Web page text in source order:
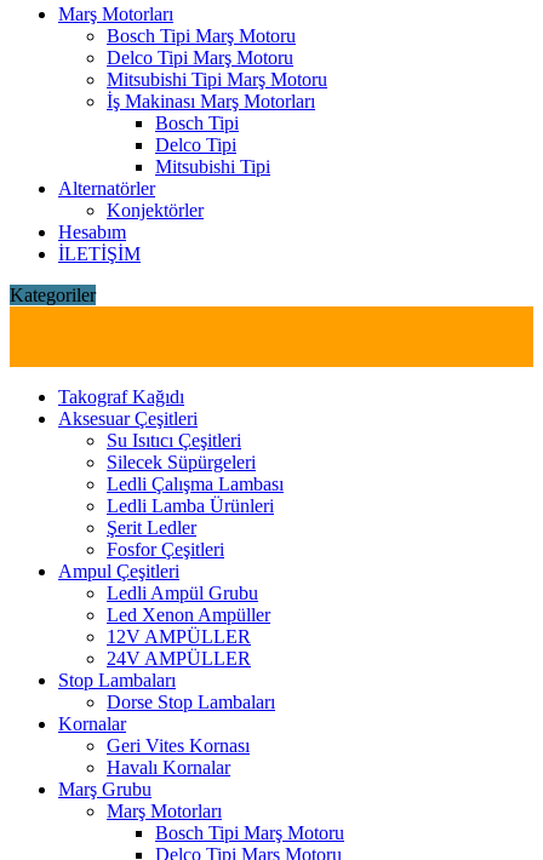
Marş Motorları
Bosch Tipi Marş Motoru
Delco Tipi Marş Motoru
Mitsubishi Tipi Marş Motoru
İş Makinası Marş Motorları
Bosch Tipi
Delco Tipi
Mitsubishi Tipi
Alternatörler
Konjektörler
Hesabım
İLETİŞİM
Kategoriler
Takograf Kağıdı
Aksesuar Çeşitleri
Su Isıtıcı Çeşitleri
Silecek Süpürgeleri
Ledli Çalışma Lambası
Ledli Lamba Ürünleri
Şerit Ledler
Fosfor Çeşitleri
Ampul Çeşitleri
Ledli Ampül Grubu
Led Xenon Ampüller
12V AMPÜLLER
24V AMPÜLLER
Stop Lambaları
Dorse Stop Lambaları
Kornalar
Geri Vites Kornası
Havalı Kornalar
Marş Grubu
Marş Motorları
Bosch Tipi Marş Motoru
Delco Tipi Marş Motoru